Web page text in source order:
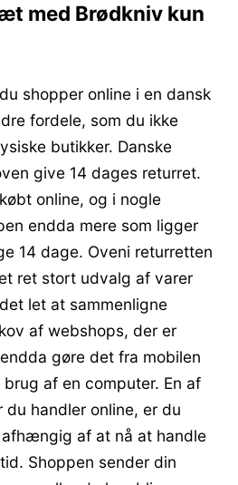
med Brødkniv kun
shopper online i en dansk
fordele, som du ikke
butikker. Danske
give 14 dages returret.
online, og i nogle
endda mere som ligger
14 dage. Oveni returretten
ret stort udvalg af varer
let at sammenligne
af webshops, der er
gøre det fra mobilen
af en computer. En af
du handler online, er du
af at nå at handle
Shoppen sender din